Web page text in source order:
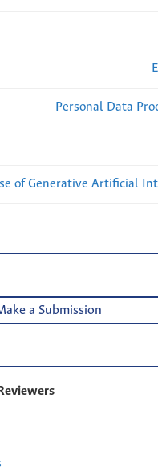
Personal Data
of Generative Artificial
a Submission